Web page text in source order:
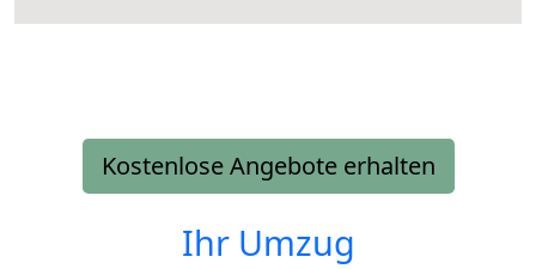
Kostenlose Angebote erhalten
Ihr Umzug